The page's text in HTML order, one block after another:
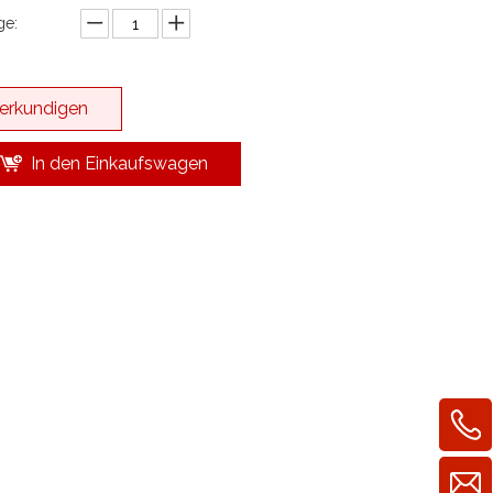
erkundigen
In den Einkaufswagen